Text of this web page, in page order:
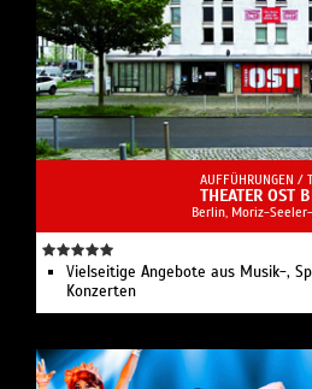
AUFFÜHRUNGEN /
THEATER OST
Berlin, Moriz-
Vielseitige Angebote aus Musik-,
Konzerten